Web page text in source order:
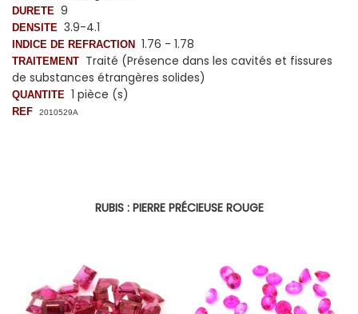
DURETE 9
DENSITE 3.9-4.1
INDICE DE REFRACTION 1.76 - 1.78
TRAITEMENT Traité (Présence dans les cavités et fissures
de substances étrangères solides)
QUANTITE 1 pièce (s)
REF 2010529A
RUBIS : PIERRE PRÉCIEUSE ROUGE